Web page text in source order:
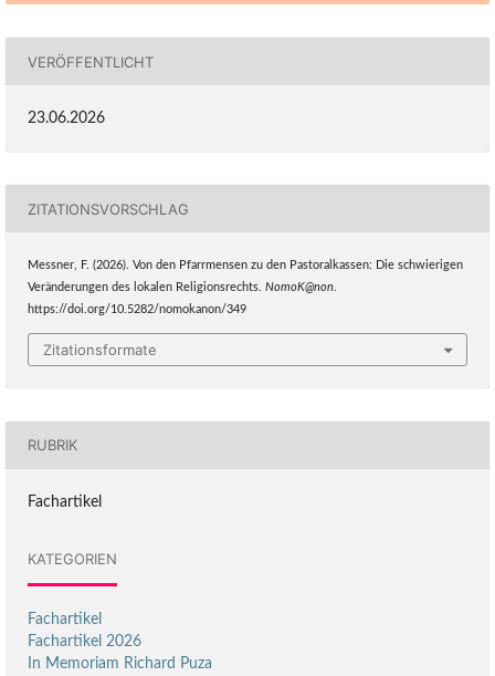
VERÖFFENTLICHT
23.06.2026
ZITATIONSVORSCHLAG
Messner, F. (2026). Von den Pfarrmensen zu den Pastoralkassen: Die schwierigen
Veränderungen des lokalen Religionsrechts. NomoK@non.
https://doi.org/10.5282/nomokanon/349
Zitationsformate
RUBRIK
Fachartikel
KATEGORIEN
Fachartikel
Fachartikel 2026
In Memoriam Richard Puza